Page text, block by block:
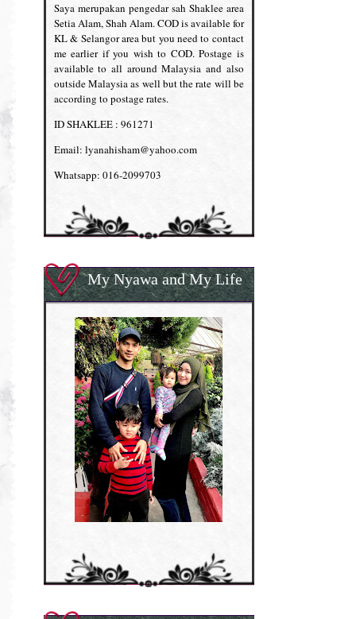
Saya merupakan pengedar sah Shaklee area
Setia Alam, Shah Alam. COD is available for
KL & Selangor area but you need to contact
me earlier if you wish to COD. Postage is
available to all around Malaysia and also
outside Malaysia as well but the rate will be
according to postage rates.
ID SHAKLEE : 961271
Email: lyanahisham@yahoo.com
Whatsapp: 016-2099703
My Nyawa and My Life